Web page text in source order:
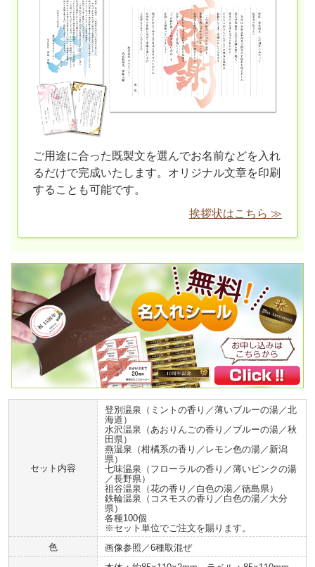
ご用途に合った既製文を選んでお名前などを入れ
るだけで完成いたします。オリジナル文章を印刷
することも可能です。
挨拶状はこちら ≫
セット内容
登別温泉（ミントの香り／薄いブルーの湯／北
海道）
水沢温泉（あおりんごの香り／ブルーの湯／秋
田県）
燕温泉（柑橘系の香り／レモン色の湯／新潟
県）
七味温泉（フローラルの香り／薄いピンクの湯
／長野県）
祖谷温泉（花の香り／白色の湯／徳島県）
鉄輪温泉（コスモスの香り／白色の湯／大分
県）
各種100個
※セット単位でご注文を賜ります。
色
画像参照／6種取混ぜ